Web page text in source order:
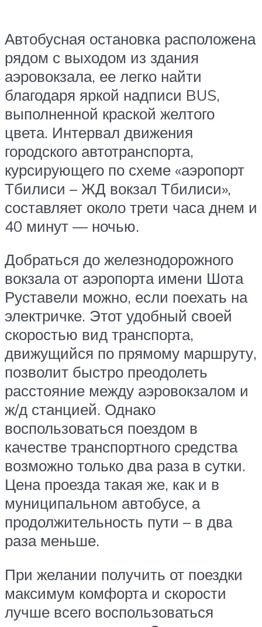
Автобусная остановка расположена
рядом с выходом из здания
аэровокзала, ее легко найти
благодаря яркой надписи BUS,
выполненной краской желтого
цвета. Интервал движения
городского автотранспорта,
курсирующего по схеме «аэропорт
Тбилиси – ЖД вокзал Тбилиси»,
составляет около трети часа днем и
40 минут — ночью.
Добраться до железнодорожного
вокзала от аэропорта имени Шота
Руставели можно, если поехать на
электричке. Этот удобный своей
скоростью вид транспорта,
движущийся по прямому маршруту,
позволит быстро преодолеть
расстояние между аэровокзалом и
ж/д станцией. Однако
воспользоваться поездом в
качестве транспортного средства
возможно только два раза в сутки.
Цена проезда такая же, как и в
муниципальном автобусе, а
продолжительность пути – в два
раза меньше.
При желании получить от поездки
максимум комфорта и скорости
лучше всего воспользоваться